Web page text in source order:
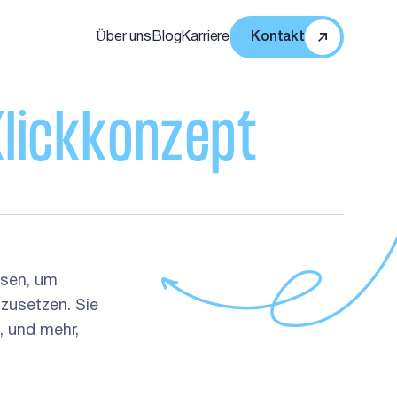
Über uns Blog Karriere Kontakt
lickkonzept
um
Sie
und mehr,